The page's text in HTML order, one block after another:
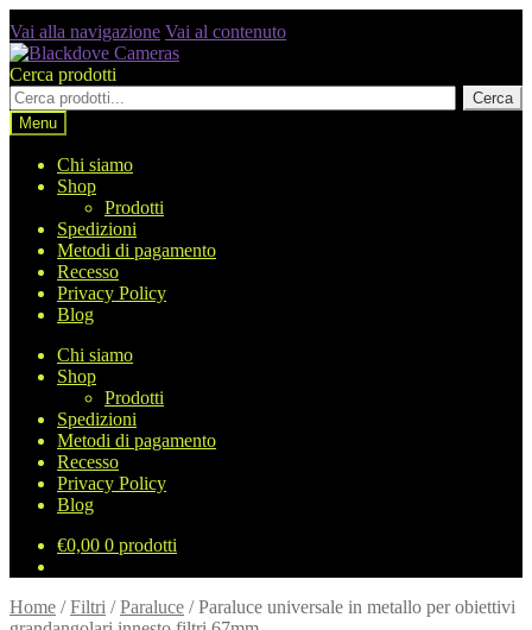
Vai alla navigazione Vai al contenuto
Cerca prodotti
Cerca
Menu
Chi siamo
Shop
Prodotti
Spedizioni
Metodi di pagamento
Recesso
Privacy Policy
Blog
Chi siamo
Shop
Prodotti
Spedizioni
Metodi di pagamento
Recesso
Privacy Policy
Blog
€0,00 0 prodotti
Home /Filtri /Paraluce /Paraluce universale in metallo per obiettivi